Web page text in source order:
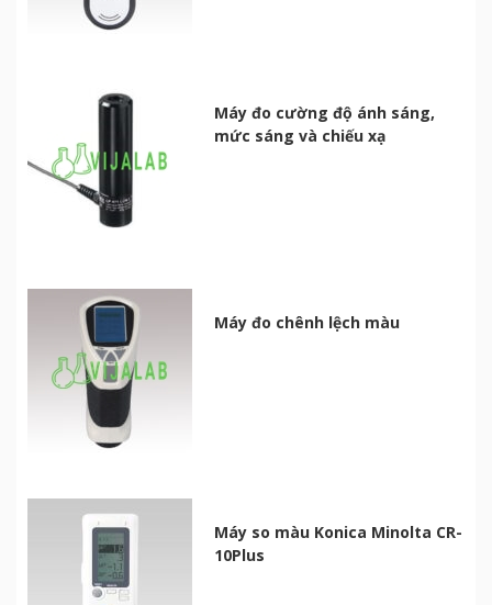
Máy đo cường độ ánh sáng,
mức sáng và chiếu xạ
Máy đo chênh lệch màu
Máy so màu Konica Minolta CR-
10Plus